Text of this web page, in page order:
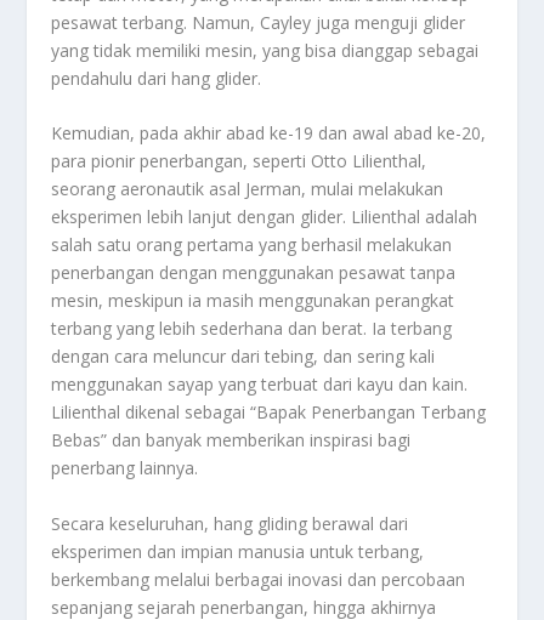
pesawat terbang. Namun, Cayley juga menguji glider
yang tidak memiliki mesin, yang bisa dianggap sebagai
pendahulu dari hang glider.
Kemudian, pada akhir abad ke-19 dan awal abad ke-20,
para pionir penerbangan, seperti Otto Lilienthal,
seorang aeronautik asal Jerman, mulai melakukan
eksperimen lebih lanjut dengan glider. Lilienthal adalah
salah satu orang pertama yang berhasil melakukan
penerbangan dengan menggunakan pesawat tanpa
mesin, meskipun ia masih menggunakan perangkat
terbang yang lebih sederhana dan berat. Ia terbang
dengan cara meluncur dari tebing, dan sering kali
menggunakan sayap yang terbuat dari kayu dan kain.
Lilienthal dikenal sebagai “Bapak Penerbangan Terbang
Bebas” dan banyak memberikan inspirasi bagi
penerbang lainnya.
Secara keseluruhan, hang gliding berawal dari
eksperimen dan impian manusia untuk terbang,
berkembang melalui berbagai inovasi dan percobaan
sepanjang sejarah penerbangan, hingga akhirnya